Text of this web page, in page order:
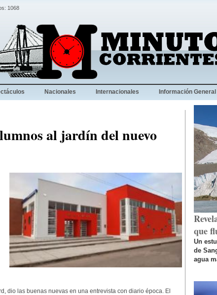
1068
Nacionales Internacionales Información General
al jardín del nuevo
dio las buenas nuevas en una entrevista con diario época. El
que
Un
de
agua